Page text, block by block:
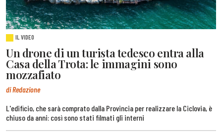
IL VIDEO
Un drone di un turista tedesco entra alla
Casa della Trota: le immagini sono
mozzafiato
di Redazione
L'edificio, che sarà comprato dalla Provincia per realizzare la Ciclovia, è
chiuso da anni: così sono stati filmati gli interni